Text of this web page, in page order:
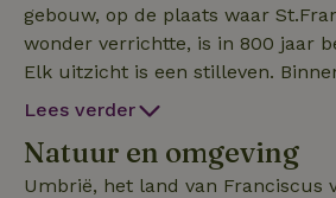
gebouw, op de plaats waar
wonder verrichtte, is in 800 jaar
Elk uitzicht is een stilleven.
het kloosterterrein ligt het
Het comfortabele natuurhuisje
voormalige kloostercellen. Een
Lees verder
Natuur en omgeving
Umbrië, het land van Franciscus